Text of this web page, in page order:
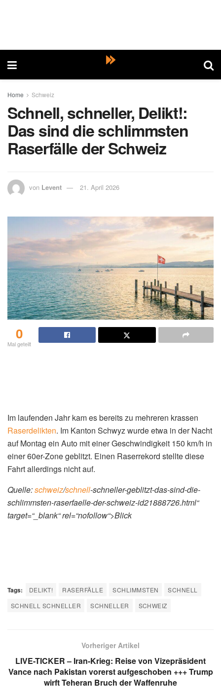
Home Schweiz
Schnell, schneller, Delikt!:
Das sind die schlimmsten
Raserfälle der Schweiz
von Levent 21. April 2026
0
Mal geteilt
Im laufenden Jahr kam es bereits zu mehreren krassen
Raserdelikten. Im Kanton Schwyz wurde etwa in der Nacht
auf Montag ein Auto mit einer Geschwindigkeit 150 km/h in
einer 60er-Zone geblitzt. Einen Raserrekord stellte diese
Fahrt allerdings nicht auf.
Quelle:schweiz/schnell-schneller-geblitzt-das-sind-die-
schlimmsten-raserfaelle-der-schweiz-id21888726.html“
target=“_blank“ rel=“nofollow“>Blick
Tags: DELIKT! RASERFÄLLE SCHLIMMSTEN
SCHNELL
SCHNELL SCHNELLER
SCHNELLER SCHWEIZ
Vorheriger Artikel
LIVE-TICKER – Iran-Krieg: Reise von Vizepräsident
Vance nach Pakistan vorerst aufgeschoben +++ Trump
wirft Teheran Bruch der Waffenruhe